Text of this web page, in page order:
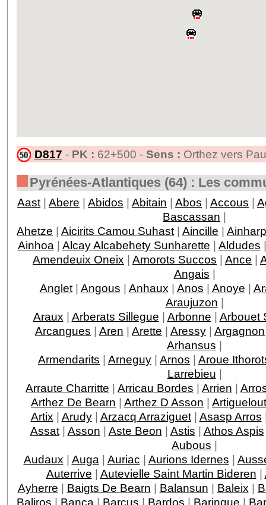
D817 - PK : 62+500 - Sens : Orthez vers
Pyrénées-Atlantiques (64) : Les
Aast | Abere | Abidos | Abitain | Abos | Accous |
Bascassan |
Ahetze | Aicirits Camou Suhast | Aincille | Ainharp
Ainhoa | Alcay Alcabehety Sunharette | Aldudes
Amendeuix Oneix | Amorots Succos | Ance |
Angais |
Anglet| Angous | Anhaux | Anos | Anoye |
Araujuzon |
Araux | Arberats Sillegue | Arbonne | Arbouet
Arcangues | Aren | Arette | Aressy | Argagnon
Arhansus |
Armendarits | Arneguy | Arnos | Aroue
Larrebieu |
Arraute Charritte | Arricau Bordes | Arrien |
Arthez De Bearn | Arthez D Asson |
Artix | Arudy| Arzacq Arraziguet| Asasp Arros
Assat| Asson | Aste Beon | Astis | Athos Aspis
Aubous |
Audaux | Auga | Auriac | Aurions Idernes |
Auterrive | Autevielle Saint Martin Bideren |
Ayherre | Baigts De Bearn | Balansun | Baleix |
Baliros | Banca | Barcus | Bardos | Barinque |